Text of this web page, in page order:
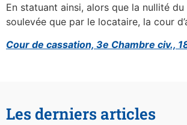
En statuant ainsi, alors que la nullité
soulevée que par le locataire, la cour
Cour de cassation, 3e Chambre civ.,
Les derniers articles